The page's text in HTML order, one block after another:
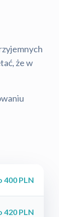
że w
400 PLN
420 PLN